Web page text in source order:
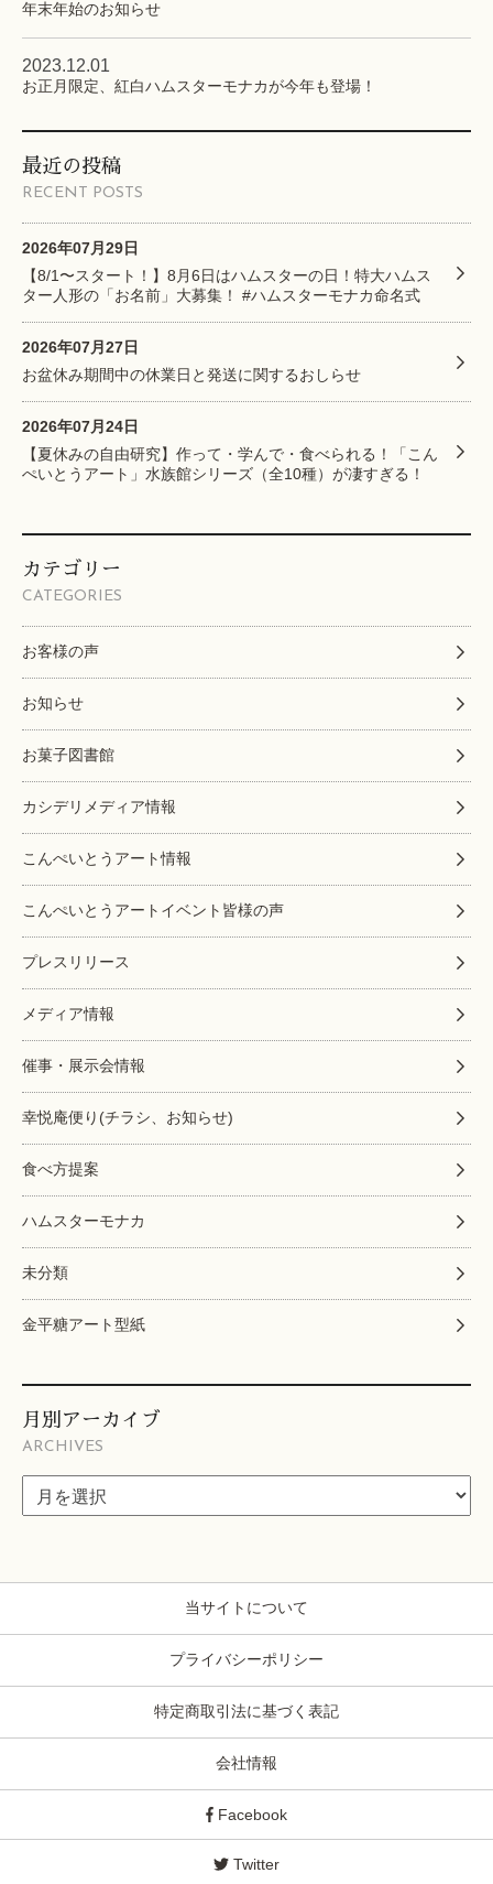
最近の投稿
RECENT POSTS
2026年07月29日
【8/1〜スタート！】8月6日はハムスターの日！特大ハムス
ター人形の「お名前」大募集！ #ハムスターモナカ命名式
2026年07月27日
お盆休み期間中の休業日と発送に関するおしらせ
2026年07月24日
【夏休みの自由研究】作って・学んで・食べられる！「こん
ぺいとうアート」水族館シリーズ（全10種）が凄すぎる！
カテゴリー
CATEGORIES
お客様の声
お知らせ
お菓子図書館
カシデリメディア情報
こんぺいとうアート情報
こんぺいとうアートイベント皆様の声
プレスリリース
メディア情報
催事・展示会情報
幸悦庵便り(チラシ、お知らせ)
食べ方提案
ハムスターモナカ
未分類
金平糖アート型紙
月別アーカイブ
ARCHIVES
年末年始のお知らせ
2023.12.01
お正月限定、紅白ハムスターモナカが今年も登場！
当サイトについて
プライバシーポリシー
特定商取引法に基づく表記
会社情報
Facebook
Twitter